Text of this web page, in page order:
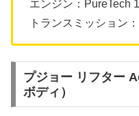
エンジン：PureTech
トランスミッション
プジョー リフター
ボディ）